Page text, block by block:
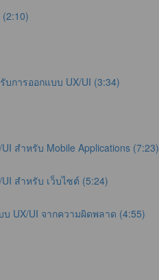
บการออกแบบ UX/UI (3:34)
สำหรับ Mobile Applications (7:23)
สำหรับ เว็บไซต์ (5:24)
UX/UI จากความผิดพลาด (4:55)